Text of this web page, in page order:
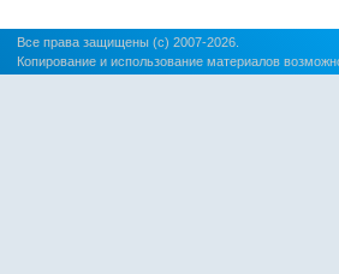
Все права защищены (c) 2007-2026.
Копирование и использование материалов